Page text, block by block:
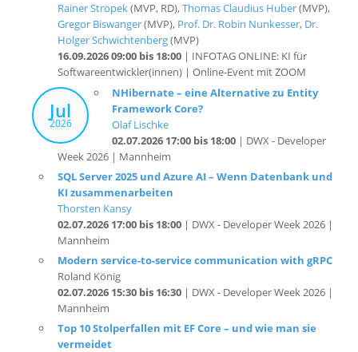
Holger Schwichtenberg(MVP)
16.09.2026 09:00 bis 18:00| INFOTAG ONLINE: KI für
Softwareentwickler(innen) | Online-Event mit ZOOM
Jul
2026
NHibernate – eine Alternative zu Entity
Framework Core?
Olaf Lischke
02.07.2026 17:00 bis 18:00
Week 2026 | Mannheim
SQL Server 2025 und Azure AI – Wenn Datenbank und
KI zusammenarbeiten
Thorsten Kansy
02.07.2026 17:00 bis 18:00
Mannheim
Modern service-to-service communication with gRPC
Roland König
02.07.2026 15:30 bis 16:30| DWX - Developer Week 2026 |
Mannheim
Top 10 Stolperfallen mit EF Core – und wie man sie
vermeidet
Olaf Lischke
02.07.2026 15:30 bis 16:30